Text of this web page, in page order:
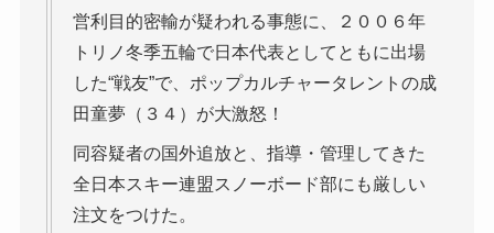
営利目的密輸が疑われる事態に、２００６年
トリノ冬季五輪で日本代表としてともに出場
した“戦友”で、ポップカルチャータレントの成
田童夢（３４）が大激怒！
同容疑者の国外追放と、指導・管理してきた
全日本スキー連盟スノーボード部にも厳しい
注文をつけた。